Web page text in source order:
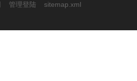
管理登陆 sitemap.xml